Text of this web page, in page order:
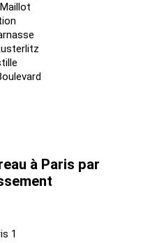
à Paris par
1